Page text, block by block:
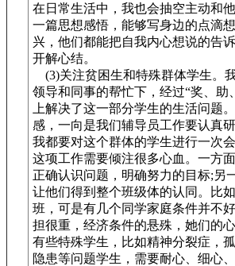
在日常生活中，我也会抽空主动和
一篇思想感悟，能够写身边的点滴
兴，他们都能把自我内心想说的告
开解心结。
(3)关注贫困生和特殊群体学生。
领导和同事的帮忙下，经过“奖、
上解决了这一部分学生的生活问题
感，一向是我们辅导员工作要认真
我都要对这个群体的学生进行一次
这项工作需要倾注很多心血。一方
正确认识问题，明确努力的目标;另
让他们得到整个班级体的认同。比
班，可是有几个同学家庭条件并不
担很重，经济条件的悬殊，她们的
有些特殊学生，比如精神分裂症
隐患等问题学生，需要耐心、细心